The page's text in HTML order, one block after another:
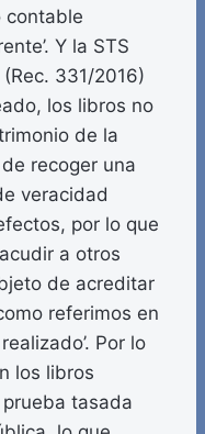
contable
Y la STS
331/2016)
los libros no
de la
recoger una
veracidad
por lo que
a otros
de acreditar
referimos en
Por lo
los libros
tasada